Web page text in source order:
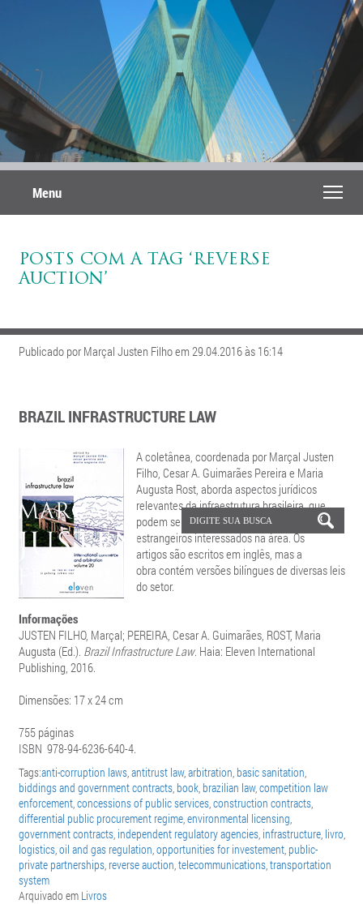
Menu
POSTS COM A TAG ‘REVERSE
AUCTION’
Publicado por Marçal Justen Filho em 29.04.2016 às 16:14
BRAZIL INFRASTRUCTURE LAW
A coletânea, coordenada por Marçal Justen
Filho, Cesar A. Guimarães Pereira e Maria
Augusta Rost, aborda aspectos jurídicos
relevantes da infraestrutura brasileira, que
podem ser úteis a advogados e investidores
estrangeiros interessados na área. Os
artigos são escritos em inglês, mas a
obra contém versões bilíngues de diversas leis
do setor.
Informações
JUSTEN FILHO, Marçal; PEREIRA, Cesar A. Guimarães, ROST, Maria
Augusta (Ed.). Brazil Infrastructure Law. Haia: Eleven International
Publishing, 2016.
Dimensões: 17 x 24 cm
755 páginas
ISBN 978-94-6236-640-4.
Tags:anti-corruption laws,antitrust law,arbitration, basic sanitation,
biddings and government contracts, book, brazilian law,competition law
enforcement,concessions of public services,construction contracts,
differential public procurement regime,environmental licensing,
government contracts, independent regulatory agencies, infrastructure, livro,
logistics,oil and gas regulation,opportunities for investement, public-
private partnerships, reverse auction,telecommunications,transportation
system
Arquivado em Livros